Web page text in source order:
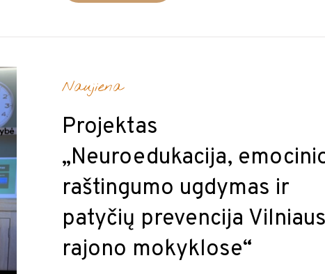
Naujiena
Projektas
„Neuroedukacija,
raštingumo ugdymas ir
patyčių prevencija
rajono mokyklose“